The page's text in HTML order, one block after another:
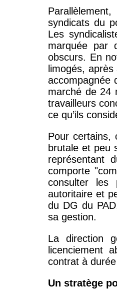
syndicats du
Les
marquée par
obscurs. En
limogés,
accompagnée
marché de 24
travailleurs
ce qu’ils
Pour certains,
brutale et peu
représentant
comporte
consulter les
autoritaire et
du DG du
sa gestion.
La direction
licenciement
contrat à
Un stratège